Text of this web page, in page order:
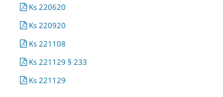
Ks 220620
Ks 220920
Ks 221108
Ks 221129 § 233
Ks 221129